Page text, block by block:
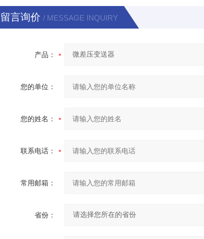
留言询价 / MESSAGE INQUIRY
产品：
您的单位：
您的姓名：
联系电话：
常用邮箱：
省份：